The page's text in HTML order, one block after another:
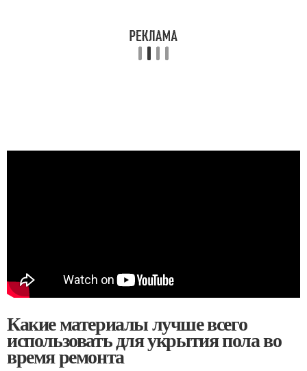
Какие материалы лучше всего
использовать для укрытия пола во
время ремонта